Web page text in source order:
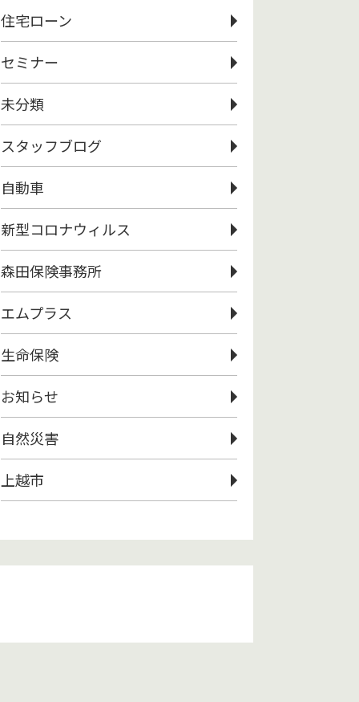
住宅ローン
セミナー
未分類
スタッフブログ
自動車
新型コロナウィルス
森田保険事務所
エムプラス
生命保険
お知らせ
自然災害
上越市